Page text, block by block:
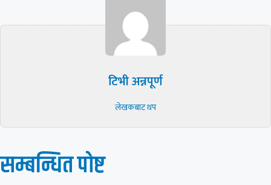
टिभी अन्नपूर्ण
लेखकबाट थप
सम्बन्धित पाेष्ट